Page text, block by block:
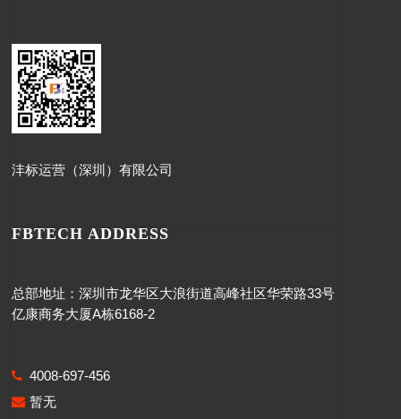
沣标运营（深圳）有限公司
FBTECH ADDRESS
总部地址：深圳市龙华区大浪街道高峰社区华荣路33号
亿康商务大厦A栋6168-2
4008-697-456
暂无